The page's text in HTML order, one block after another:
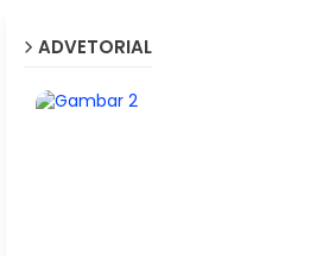
ADVETORIAL